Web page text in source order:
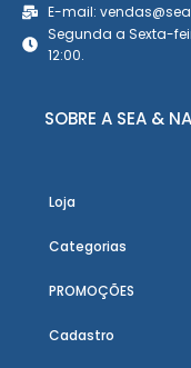
E-mail:
Segunda a Sexta-
12:00.
SOBRE A SEA &
Loja
Categorias
PROMOÇÕES
Cadastro